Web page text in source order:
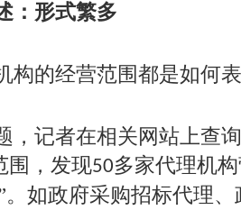
：形式繁多
构的经营范围都是如何
，记者在相关网站上查
围，发现50多家代理机
。如政府采购招标代理